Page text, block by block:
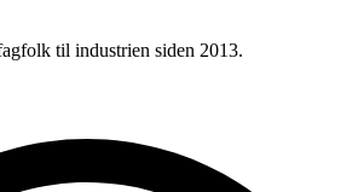
til industrien siden 2013.